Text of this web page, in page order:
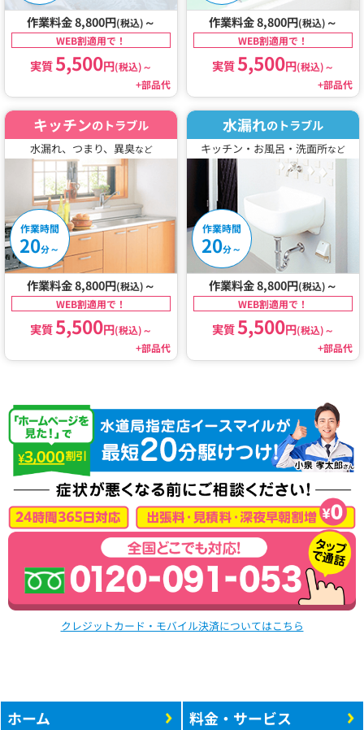
作業料金 8,800円(税込) ～
WEB割適用で！
実質5,500円(税込)～
+部品代
作業料金 8,800円(税込) ～
WEB割適用で！
実質5,500円(税込)～
+部品代
キッチンのトラブル
水漏れ、つまり、異臭など
作業時間
20分～
作業料金 8,800円(税込) ～
WEB割適用で！
実質5,500円(税込)～
+部品代
水漏れのトラブル
キッチン・お風呂・洗面所など
作業時間
20分～
作業料金 8,800円(税込) ～
WEB割適用で！
実質5,500円(税込)～
+部品代
クレジットカード・モバイル決済についてはこちら
ホーム
料金・サービス